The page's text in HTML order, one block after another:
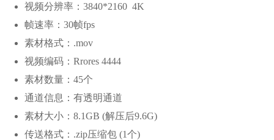
视频分辨率：3840*2160 4K
帧速率：30帧fps
素材格式：.mov
视频编码：Rrores 4444
素材数量：45个
通道信息：有透明通道
素材大小：8.1GB (解压后9.6G)
传送格式：.zip压缩包 (1个)